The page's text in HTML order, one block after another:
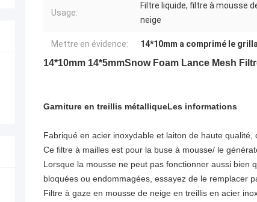
Usage:
Filtre liquide, filtre à mousse
neige
Mettre en évidence: 14*10mm a comprimé le
14*10mm 14*5mmSnow Foam Lance Mesh
Garniture en treillis métalliqueLes informations
Fabriqué en acier inoxydable et laiton de haute qualité,
Ce filtre à mailles est pour la buse à mousse/ le
Lorsque la mousse ne peut pas fonctionner aussi bien
bloquées ou endommagées, essayez de le remplacer
Filtre à gaze en mousse de neige en treillis en acier